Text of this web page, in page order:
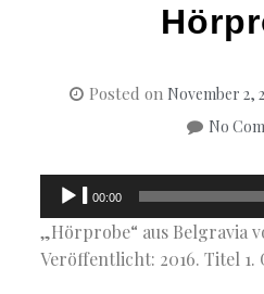
Posted on November 2,
No
Audio-
Player
00:00
„Hörprobe“ aus Belgravia
Veröffentlicht: 2016. Titel 1.